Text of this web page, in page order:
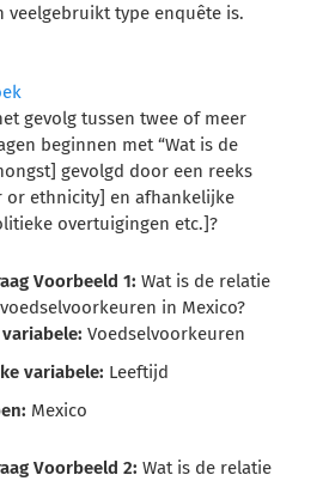
type enquête is.
gevolg tussen twee of meer
beginnen met “Wat is de
gevolgd door een reeks
or ethnicity] en afhankelijke
overtuigingen etc.]?
Voorbeeld 1:Wat is de relatie
in Mexico?
variabele:Voedselvoorkeuren
variabele: Leeftijd
Mexico
Voorbeeld 2:Wat is de relatie